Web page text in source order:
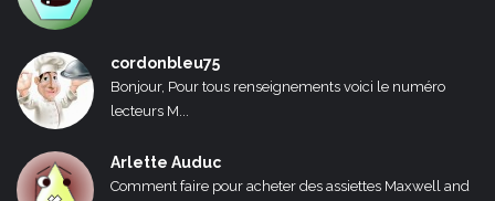
cordonbleu75
Bonjour, Pour tous renseignements voici le numéro
lecteurs M...
Arlette Auduc
Comment faire pour acheter des assiettes Maxwell and